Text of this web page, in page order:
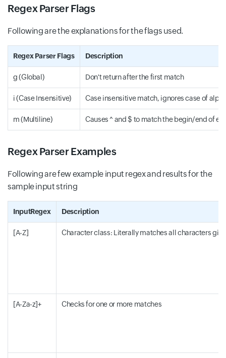
Regex Parser Flags
Following are the explanations for the flags used.
Regex Parser Flags Description
g (Global) Don't return after the first match
i (Case Insensitive) Case insensitive match, ignores case of
m (Multiline) Causes ^ and $ to match the begin/end of
Regex Parser Examples
Following are few example input regex and results for the
sample input string
InputRegex Description
[A-Z] Character class: Literally matches all characters
[A-Za-z]+ Checks for one or more matches